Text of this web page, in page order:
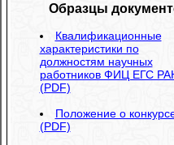
Образцы
Квалификационные
характеристики по
должностям научных
работников ФИЦ ЕГС
(PDF)
Положение о
(PDF)